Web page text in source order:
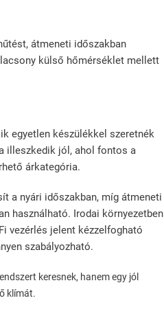
átmeneti időszakban
külső hőmérséklet mellett
egyetlen készülékkel szeretnék
illeszkedik jól, ahol fontos a
árkategória.
a nyári időszakban, míg átmeneti
használható. Irodai környezetben
vezérlés jelent kézzelfogható
szabályozható.
keresnek, hanem egy jól
klímát.